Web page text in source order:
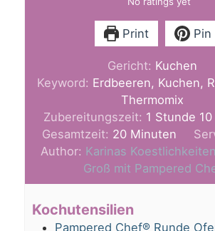
Print Pin
Gericht: Kuchen
Keyword: Erdbeeren, Kuchen,
Thermomix
Zubereitungszeit: 1 Stunde
Stunde 10
Gesamtzeit: 20Minuten
Minuten
Author: Karinas
Groß mit Pampered
Kochutensilien
Pampered Chef® Runde